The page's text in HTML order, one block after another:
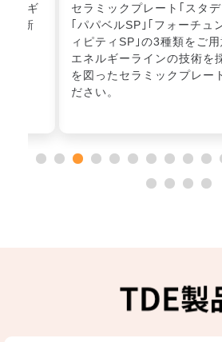
ルギ
て新
セラミックプレート｢スタ
｢パパベルSP｣｢フォーチュ
ィピティSP｣の3種類をご
エネルギーラインの技術を
を図ったセラミックプレー
ださい。